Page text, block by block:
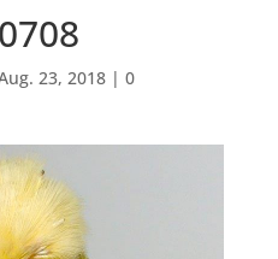
23, 2018| 0